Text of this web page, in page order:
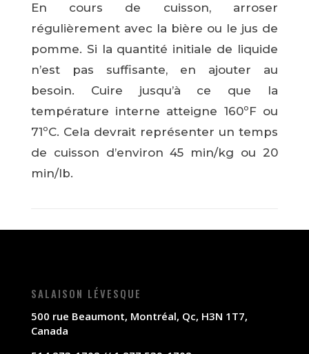
En cours de cuisson, arroser
régulièrement avec la bière ou le jus de
pomme. Si la quantité initiale de liquide
n’est pas suffisante, en ajouter au
besoin. Cuire jusqu’à ce que la
température interne atteigne 160ºF ou
71ºC. Cela devrait représenter un temps
de cuisson d’environ 45 min/kg ou 20
min/lb.
SALAISON LÉVESQUE
500 rue Beaumont, Montréal, Qc, H3N 1T7,
Canada